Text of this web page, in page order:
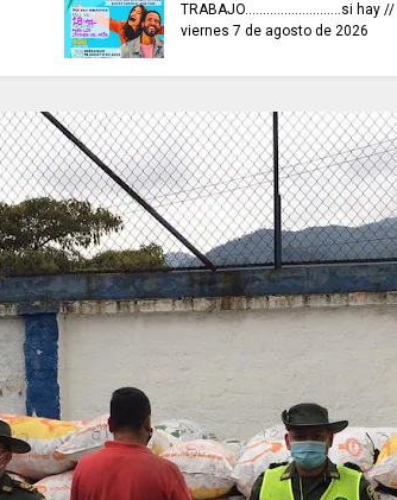
TRABAJO...........................si hay //
viernes 7 de agosto de 2026